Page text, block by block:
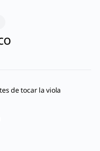
de tocar la viola